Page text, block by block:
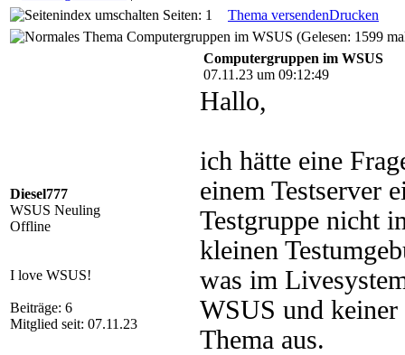
Seiten: 1
Thema versendenDrucken
Computergruppen im WSUS (Gelesen: 1599
Diesel777
WSUS Neuling
Offline
I love WSUS!
Beiträge: 6
Mitglied seit: 07.11.23
Computergruppen im WSUS
07.11.23 um 09:12:49
Hallo,
ich hätte eine
einem Testserver
Testgruppe nicht
kleinen
was im
WSUS und
Thema aus.